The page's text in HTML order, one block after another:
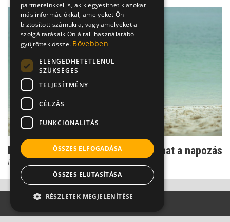
Herpesz és bőrgomba: ezzel is járhat a napozás
Dr. Héczey András
partnereinkkel is, akik egyesíthetik azokat
más információkkal, amelyeket Ön
biztosított számukra, vagy amelyeket a
szolgáltatásaik Ön általi használatából
gyűjtöttek össze. Bővebben
ELENGEDHETETLENÜL
SZÜKSÉGES
TELJESÍTMÉNY
CÉLZÁS
FUNKCIONALITÁS
ÖSSZES ELFOGADÁSA
ÖSSZES ELUTASÍTÁSA
RÉSZLETEK MEGJELENÍTÉSE